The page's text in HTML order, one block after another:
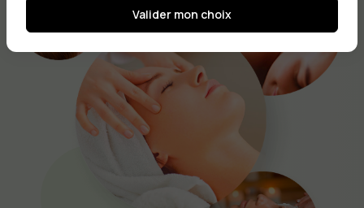
Valider mon choix